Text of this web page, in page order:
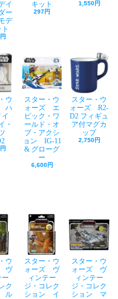
イ
ー
デ
キット
297円
1,550円
ウ
ハ
・
スター・ウ
ォーズ エ
ピック・ワ
ールド・オ
ブ・アクシ
ョン IG-11
& グローグ
ー
6,600円
スター・ウ
ォーズ R2-
D2 フィギュ
ア付マグカ
ップ
2,750円
ウ
ヴ
ー
ク
ル
スター・ウ
ォーズ ヴ
ィンテー
ジ・コレク
ション イ
スター・ウ
ォーズ ヴ
ィンテー
ジ・コレク
ション マ